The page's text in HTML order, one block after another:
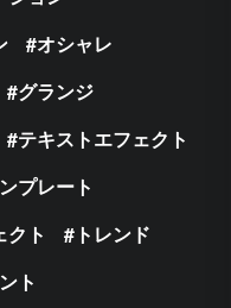
オシャレ
グランジ
テキストエフェクト
プレート
クト
トレンド
ト